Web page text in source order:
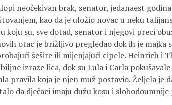
brak, senator, jedanaest godina
kao da je uložio novac u neku
koju su, sve dotad, senator i njegovi preci
otac je brižljivo pregledao dok ih je majka
šešire ili mijenjajući cipele. Heinrich i
izraze lica, dok su Lula i Carla
pravila koja je njen muž postavio. Željela je
da dječaci imaju dužu kosu i slobodoumnije